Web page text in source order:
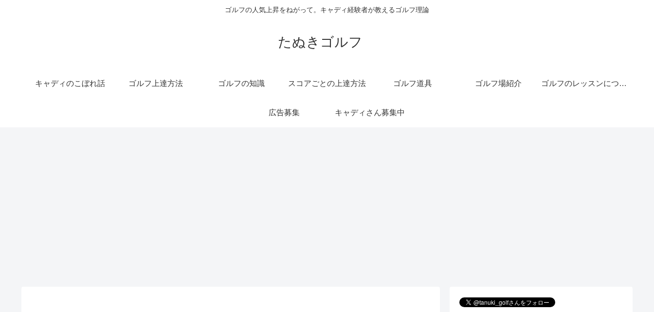
ゴルフの人気上昇をねがって。キャディ経験者が教えるゴルフ理論
たぬきゴルフ
キャディのこぼれ話 ゴルフ上達方法 ゴルフの知識 スコアごとの上達方法 ゴルフ道具 ゴルフ場紹介 ゴルフのレッスンについて
広告募集 キャディさん募集中